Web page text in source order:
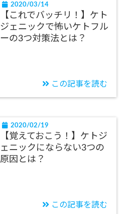
2020/03/14
【これでバッチリ！】ケト
ジェニックで怖いケトフル
ーの3つ対策法とは？
この記事を読む
2020/02/19
【覚えておこう！】ケトジ
ェニックにならない3つの
原因とは？
この記事を読む